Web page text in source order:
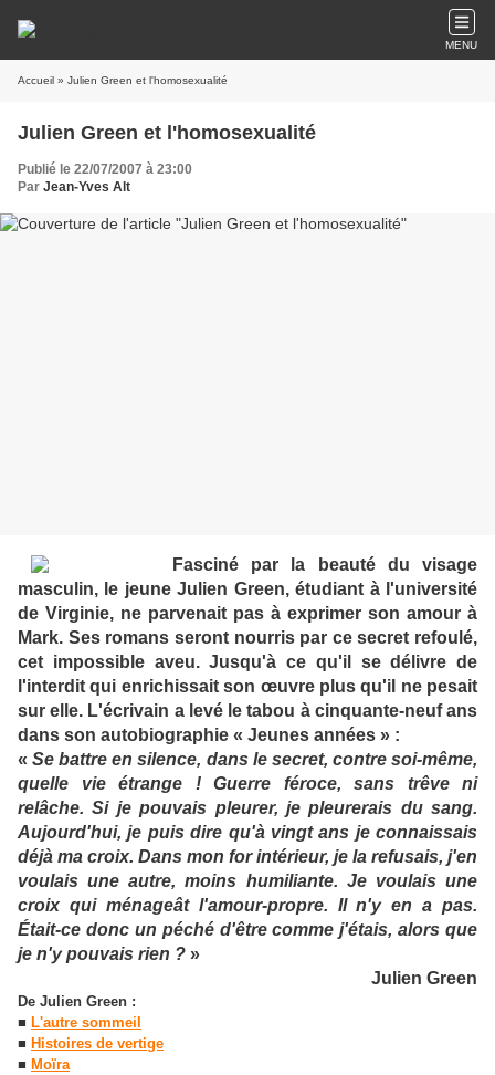
MENU
Accueil » Julien Green et l'homosexualité
Julien Green et l'homosexualité
Publié le 22/07/2007 à 23:00
Par Jean-Yves Alt
Fasciné par la beauté du visage
masculin, le jeune Julien Green, étudiant à l'université
de Virginie, ne parvenait pas à exprimer son amour à
Mark. Ses romans seront nourris par ce secret refoulé,
cet impossible aveu. Jusqu'à ce qu'il se délivre de
l'interdit qui enrichissait son œuvre plus qu'il ne pesait
sur elle. L'écrivain a levé le tabou à cinquante-neuf ans
dans son autobiographie « Jeunes années » :
«Se battre en silence, dans le secret, contre soi-même,
quelle vie étrange ! Guerre féroce, sans trêve ni
relâche. Si je pouvais pleurer, je pleurerais du sang.
Aujourd'hui, je puis dire qu'à vingt ans je connaissais
déjà ma croix. Dans mon for intérieur, je la refusais, j'en
voulais une autre, moins humiliante. Je voulais une
croix qui ménageât l'amour-propre. Il n'y en a pas.
Était-ce donc un péché d'être comme j'étais, alors que
je n'y pouvais rien ? »
Julien Green
De Julien Green :
■ L'autre sommeil
■ Histoires de vertige
■ Moïra